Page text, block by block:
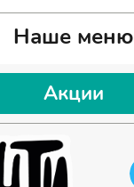
Наше меню
Акции